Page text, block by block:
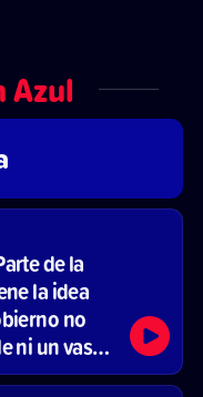
Azul
de la
la idea
no
ni un vaso